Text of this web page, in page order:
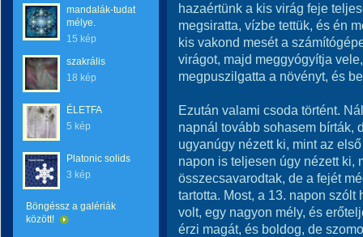
mandalák-tudat
mélye.
15 kép
szakrális
18 kép
ÉLETFA
5 kép
Platonic solids
3 kép
Böngéssz a galériák
között!
hazaértünk a kis virág feje
megsiratta, vízbe tettük, és én
kis vakond mesét a
virágot, majd meggyógyítja
megpuszilgatta a növényt, és
Ezután valami csoda történt.
napnál tovább sohasem bírták,
ugyanúgy nézett ki, mint az
napon is teljesen úgy nézett ki,
összecsavarodtak, de a fejét
tartotta. Most, a 13. napon
volt, egy nagyon mély, és
érzi magát, és boldog, de